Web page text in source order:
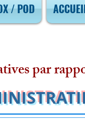
/ POD
par